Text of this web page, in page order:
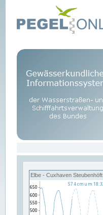
Elbe - Cuxhaven Steubenhöft